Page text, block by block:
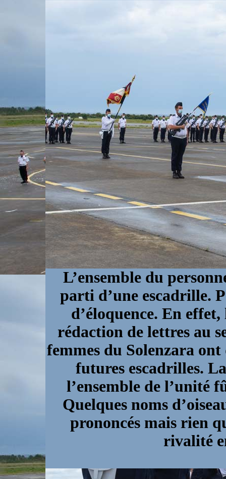
L’ensemble du
parti d’une escadrille.
d’éloquence. En
rédaction de lettres au
femmes du Solenzara
futures escadrilles.
l’ensemble de l’unité
Quelques noms
prononcés mais rien
rivalité